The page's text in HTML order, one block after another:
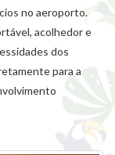
no aeroporto.
acolhedor e
dos
para a